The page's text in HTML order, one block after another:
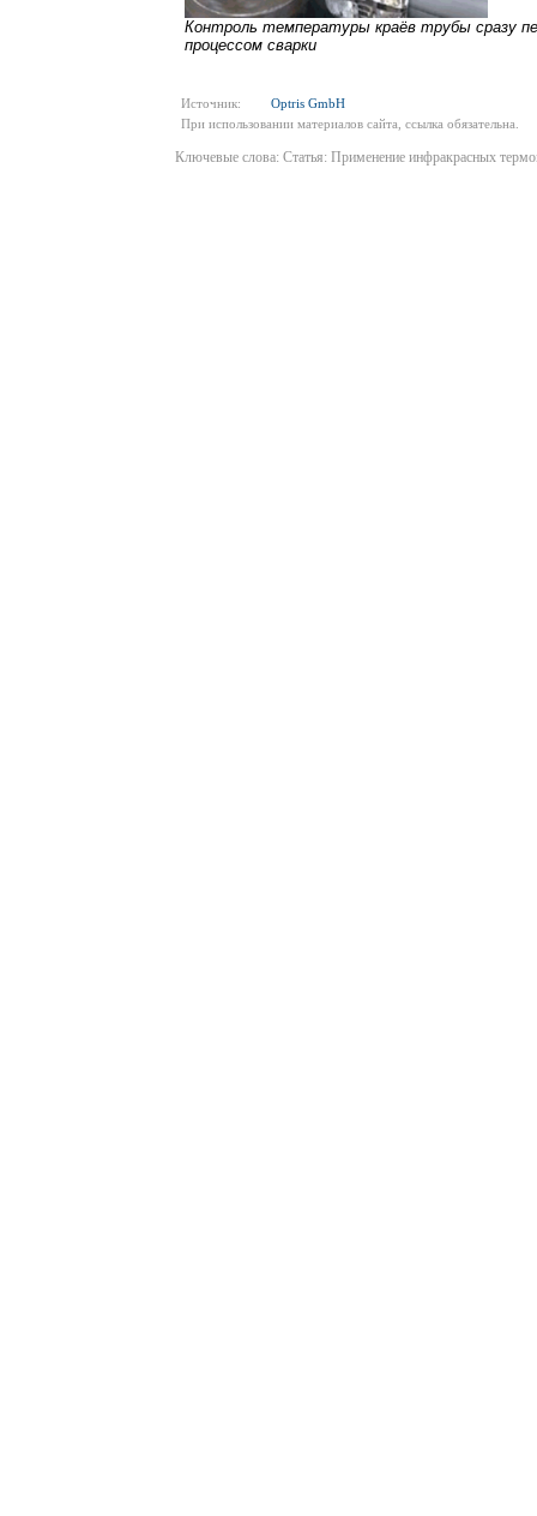
Контроль температуры краёв трубы сразу
процессом сварки
Источник:
Optris GmbH
При использовании материалов сайта, ссылка обязательна.
Ключевые слова: Статья: Применение инфракрасных